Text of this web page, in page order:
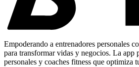
Empoderando a entrenadores personales
para transformar vidas y negocios. La app
personales y coaches fitness que optimiza